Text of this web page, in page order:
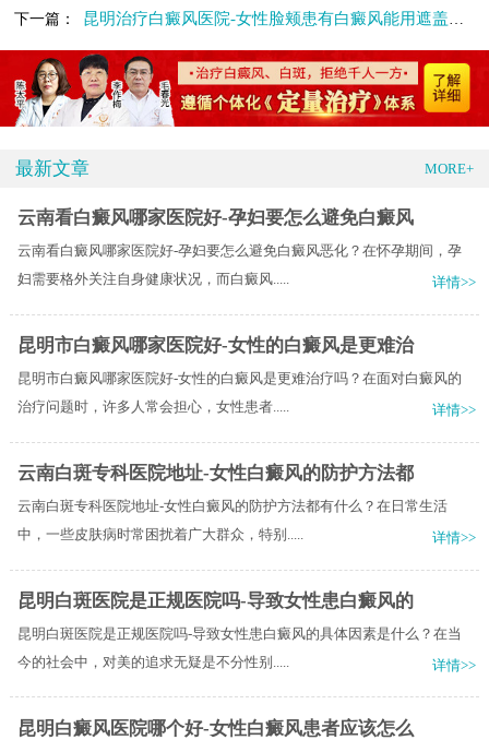
下一篇： 昆明治疗白癜风医院-女性脸颊患有白癜风能用遮盖剂吗
最新文章 MORE+
云南看白癜风哪家医院好-孕妇要怎么避免白癜风
云南看白癜风哪家医院好-孕妇要怎么避免白癜风恶化？在怀孕期间，孕
妇需要格外关注自身健康状况，而白癜风.....
详情>>
昆明市白癜风哪家医院好-女性的白癜风是更难治
昆明市白癜风哪家医院好-女性的白癜风是更难治疗吗？在面对白癜风的
治疗问题时，许多人常会担心，女性患者.....
详情>>
云南白斑专科医院地址-女性白癜风的防护方法都
云南白斑专科医院地址-女性白癜风的防护方法都有什么？在日常生活
中，一些皮肤病时常困扰着广大群众，特别.....
详情>>
昆明白斑医院是正规医院吗-导致女性患白癜风的
昆明白斑医院是正规医院吗-导致女性患白癜风的具体因素是什么？在当
今的社会中，对美的追求无疑是不分性别.....
详情>>
昆明白癜风医院哪个好-女性白癜风患者应该怎么